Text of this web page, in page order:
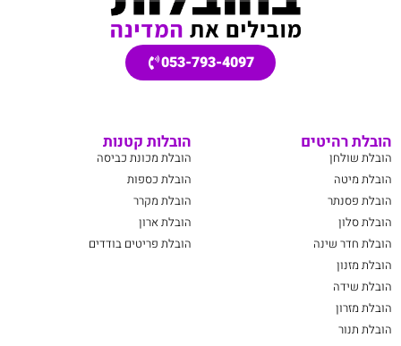
053-793-4097
הובלת רהיטים
הובלת שולחן
הובלת מיטה
הובלת פסנתר
הובלת סלון
הובלת חדר שינה
הובלת מזנון
הובלת שידה
הובלת מזרון
הובלת תנור
הובלות קטנות
הובלת מכונת כביסה
הובלת כספות
הובלת מקרר
הובלת ארון
הובלת פריטים בודדים